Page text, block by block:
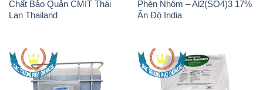
Chất Bảo Quản CMIT Thái
Lan Thailand
Phèn Nhôm – Al2(SO4)3 17%
Ấn Độ India